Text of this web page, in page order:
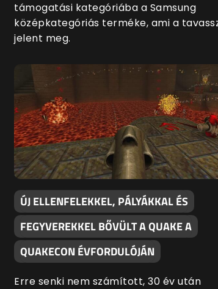
támogatási kategóriába a Samsung
középkategóriás terméke, ami a
jelent meg.
ÚJ ELLENFELEKKEL, PÁLYÁKKAL ÉS
FEGYVEREKKEL BŐVÜLT A QUAKE A
QUAKECON ÉVFORDULÓJÁN
Erre senki nem számított, 30 év után